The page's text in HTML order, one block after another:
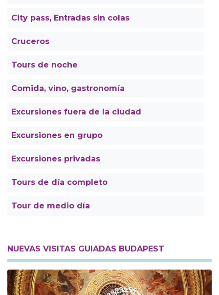
City pass, Entradas sin colas
Cruceros
Tours de noche
Comida, vino, gastronomía
Excursiones fuera de la ciudad
Excursiones en grupo
Excursiones privadas
Tours de día completo
Tour de medio día
NUEVAS VISITAS GUIADAS BUDAPEST